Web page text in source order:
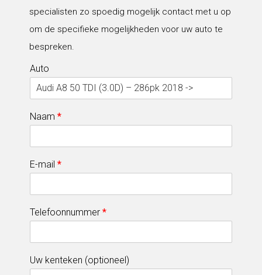
specialisten zo spoedig mogelijk contact met u op
om de specifieke mogelijkheden voor uw auto te
bespreken.
Auto
Naam *
E-mail *
Telefoonnummer *
Uw kenteken (optioneel)